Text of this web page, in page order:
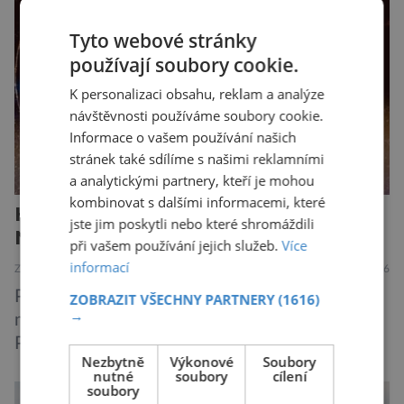
Dosud proti tomuto jedu neexistovala
protilátka, nyní ji zřejmě vědci objevili, ovšem
její zdroj je […]
Harry Potter: The Exhibition.
Neplecha zahájena…
ZAJÍMAVOSTI 6.8.2026
Pražské Letňany se na půl roku proměnily v
malý kus kouzelnického světa. Výstava Harry
Potter™: The Exhibition přivezla do Česka
originální filmové kostýmy a rekvizity,
Bradavice, Hagridovu chýši i učebny, ve
Tyto webové stránky
používají soubory cookie.
K personalizaci obsahu, reklam a analýze
návštěvnosti používáme soubory cookie.
Informace o vašem používání našich
stránek také sdílíme s našimi reklamními
a analytickými partnery, kteří je mohou
kombinovat s dalšími informacemi, které
jste jim poskytli nebo které shromáždili
při vašem používání jejich služeb.Více
informací
ZOBRAZIT VŠECHNY PARTNERY(1616)
→
Nezbytně
nutné
soubory
Výkonové
soubory
Soubory
cílení